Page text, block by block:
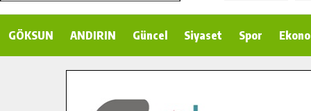
Gençler Pusula Maraş Kampında Yeni
GÖKSUN ANDIRIN Güncel Siyaset Spor